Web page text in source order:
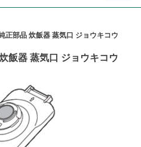
正部品 炊飯器 蒸気口 ジョウキコウ
飯器 蒸気口 ジョウキコウ